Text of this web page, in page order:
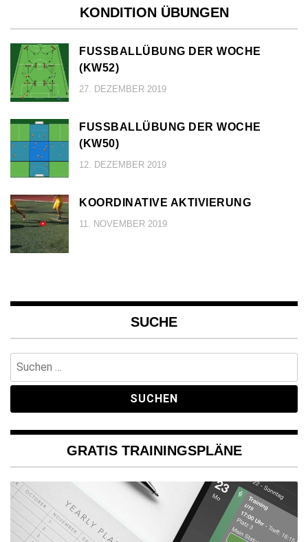
KONDITION ÜBUNGEN
FUSSBALLÜBUNG DER WOCHE (
KW52)
27. DEZEMBER 2019
FUSSBALLÜBUNG DER WOCHE (
KW50)
12. DEZEMBER 2019
KOORDINATIVE AKTIVIERUNG
11. NOVEMBER 2019
SUCHE
nach:
GRATIS TRAININGSPLÄNE